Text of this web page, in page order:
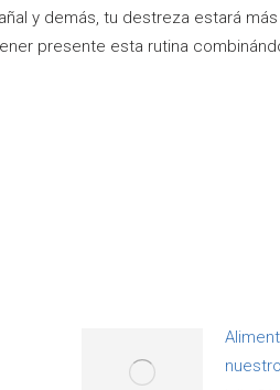
y demás, tu destreza estará
presente esta rutina